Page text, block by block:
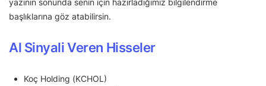
yazının sonunda senin için hazırladığımız bilgilendirme
başlıklarına göz atabilirsin.
Al Sinyali Veren Hisseler
Koç Holding (KCHOL)